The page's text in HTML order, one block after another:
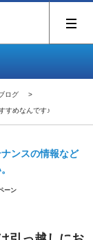
ログ
すめなんです♪
ンスの情報など
ーン